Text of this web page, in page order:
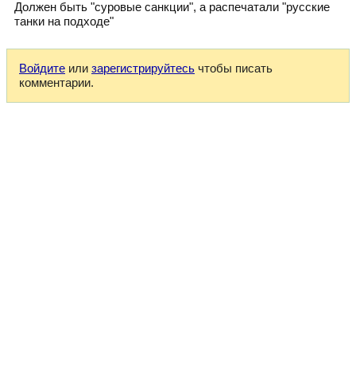
Должен быть "суровые санкции", а распечатали "русские
танки на подходе"
Войдите или зарегистрируйтесь чтобы писать
комментарии.